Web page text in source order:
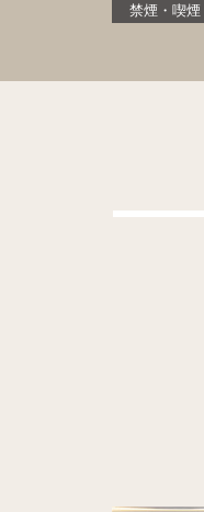
禁煙・喫煙